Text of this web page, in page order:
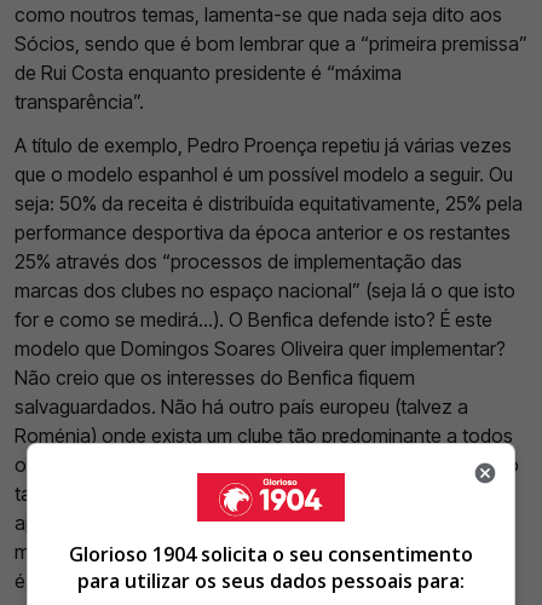
como noutros temas, lamenta-se que nada seja dito aos
Sócios, sendo que é bom lembrar que a “primeira premissa”
de Rui Costa enquanto presidente é “máxima
transparência”.
A título de exemplo, Pedro Proença repetiu já várias vezes
que o modelo espanhol é um possível modelo a seguir. Ou
seja: 50% da receita é distribuída equitativamente, 25% pela
performance desportiva da época anterior e os restantes
25% através dos “processos de implementação das
marcas dos clubes no espaço nacional” (seja lá o que isto
for e como se medirá...). O Benfica defende isto? É este
modelo que Domingos Soares Oliveira quer implementar?
Não creio que os interesses do Benfica fiquem
salvaguardados. Não há outro país europeu (talvez a
Roménia) onde exista um clube tão predominante a todos
os níveis – número de sócios, adeptos e palmarés –, como
tal, o que faz sentido é olhar para a nossa realidade e
aplicar um modelo que a ela se adeque e não importar um
modelo só porque funciona noutro país. O que faz sentido
é servir o Benfica e não um futebol português que
Glorioso 1904 solicita o seu consentimento
para utilizar os seus dados pessoais para: